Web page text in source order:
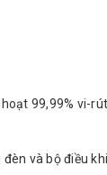
99,99%
và bộ điều